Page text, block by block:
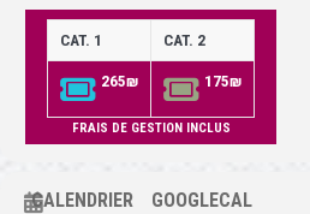
CAT. 1 CAT. 2
265₪ 175₪
FRAIS DE GESTION INCLUS
CALENDRIER GOOGLECAL